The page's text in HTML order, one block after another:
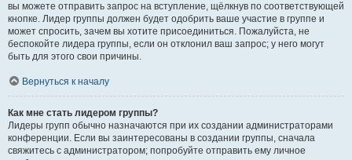
вы можете отправить запрос на вступление, щёлкнув по соответствующей
кнопке. Лидер группы должен будет одобрить ваше участие в группе и
может спросить, зачем вы хотите присоединиться. Пожалуйста, не
беспокойте лидера группы, если он отклонил ваш запрос; у него могут
быть для этого свои причины.
Вернуться к началу
Как мне стать лидером группы?
Лидеры групп обычно назначаются при их создании администраторами
конференции. Если вы заинтересованы в создании группы, сначала
свяжитесь с администратором; попробуйте отправить ему личное